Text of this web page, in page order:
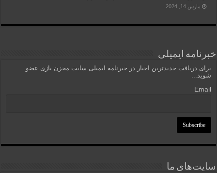
مارس 14, 2024
خبرنامه ایمیلی
برای دریافت جدیدترین اخبار در خبرنامه ایمیلی سایت مخزن بازی عضو
شوید...
Email
سایت‌های ما